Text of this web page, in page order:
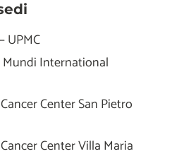
UPMC
Mundi International
Center San Pietro
Center Villa Maria